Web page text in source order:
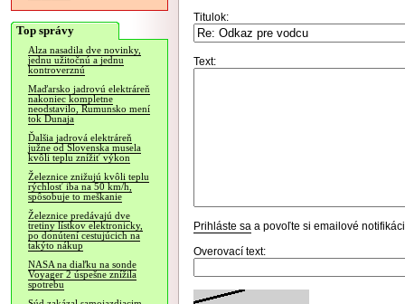
Top správy
Alza nasadila dve novinky,
jednu užitočnú a jednu
kontroverznú
Maďarsko jadrovú elektráreň
nakoniec kompletne
neodstavilo, Rumunsko mení
tok Dunaja
Ďalšia jadrová elektráreň
južne od Slovenska musela
kvôli teplu znížiť výkon
Železnice znižujú kvôli teplu
rýchlosť iba na 50 km/h,
spôsobuje to meškanie
Železnice predávajú dve
tretiny lístkov elektronicky,
po donútení cestujúcich na
takýto nákup
NASA na diaľku na sonde
Voyager 2 úspešne znížila
spotrebu
Titulok:
Text:
Prihláste sa a povoľte si emailové
Overovací text: